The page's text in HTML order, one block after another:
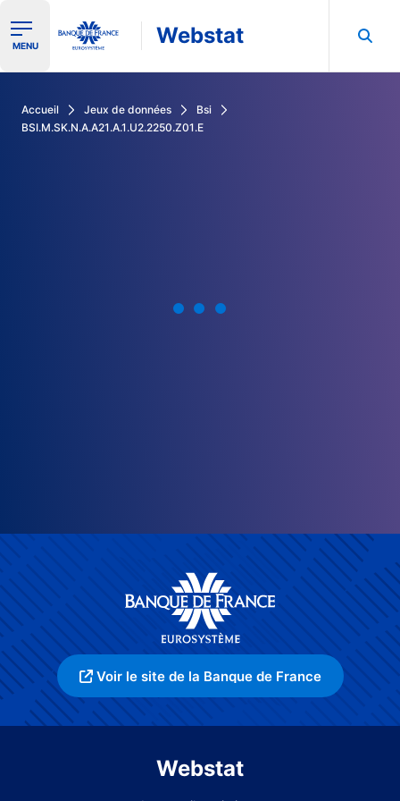
Ouvrir le menu de navigation
MENU Webstat
Accueil Jeux de données
Bsi
BSI.M.SK.N.A.A21.A.1.U2.2250.Z01.E
Voir le site de la Banque de France
Webstat